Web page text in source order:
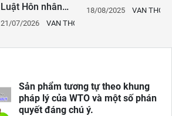
Luật Hôn nhân
gia đình
21/07/2026 VAN THONG LAW
18/08/2025 VAN
Sản phẩm tương tự theo khung
pháp lý của WTO và một số phán
quyết đáng chú ý.